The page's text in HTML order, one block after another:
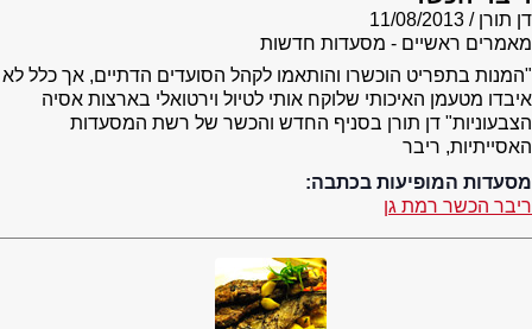
דן תורן
11/08/2013
מאמרים ראשיים - מסעדות חדשות
"המנות בתפריט הוכשרו והותאמו לקהל הסועדים הדתיים, אך כלל לא
איבדו מטעמן האיכותי שלוקח אותי לטיול וירטואלי בארצות אסיה
הצבעוניות" דן תורן בסניף החדש והכשר של רשת המסעדות
האסייתיות, ריבר
מסעדות המופיעות בכתבה:
ריבר הכשר רמת גן